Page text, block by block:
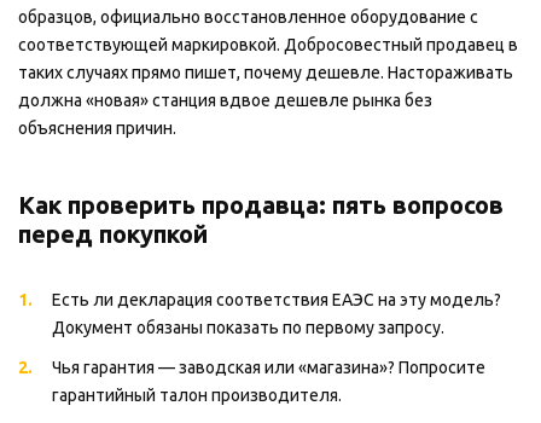
образцов, официально восстановленное оборудование с
соответствующей маркировкой. Добросовестный продавец в
таких случаях прямо пишет, почему дешевле. Настораживать
должна «новая» станция вдвое дешевле рынка без
объяснения причин.
Как проверить продавца: пять вопросов
перед покупкой
Есть ли декларация соответствия ЕАЭС на эту модель?
Документ обязаны показать по первому запросу.
Чья гарантия — заводская или «магазина»? Попросите
гарантийный талон производителя.